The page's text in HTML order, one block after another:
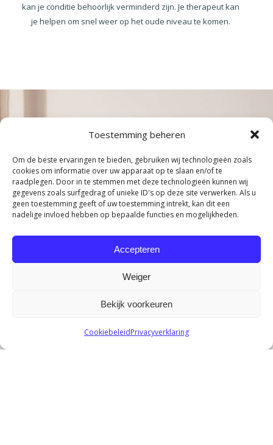
Toestemming beheren
Om de beste ervaringen te bieden, gebruiken wij technologieën zoals
cookies om informatie over uw apparaat op te slaan en/of te
raadplegen. Door in te stemmen met deze technologieën kunnen wij
gegevens zoals surfgedrag of unieke ID's op deze site verwerken. Als u
geen toestemming geeft of uw toestemming intrekt, kan dit een
nadelige invloed hebben op bepaalde functies en mogelijkheden.
Accepteren
Weiger
Bekijk voorkeuren
CookiebeleidPrivacyverklaring
kan je conditie behoorlijk verminderd zijn. Je therapeut kan
je helpen om snel weer op het oude niveau te komen.